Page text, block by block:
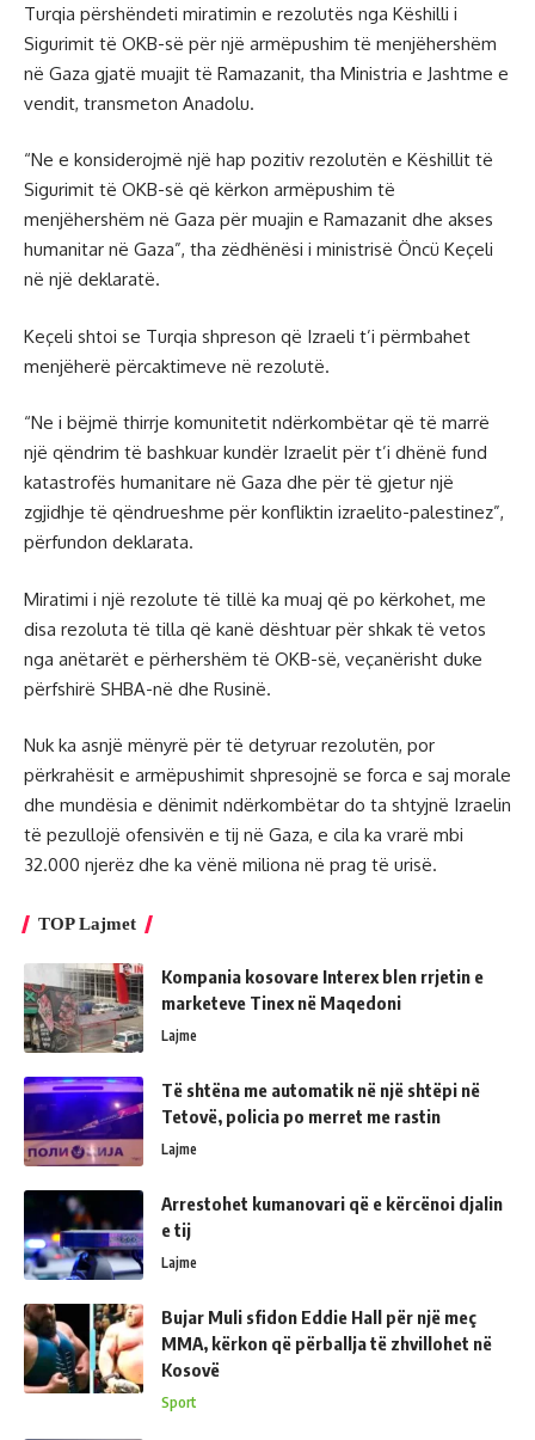
Turqia përshëndeti miratimin e rezolutës nga Këshilli i
Sigurimit të OKB-së për një armëpushim të menjëhershëm
në Gaza gjatë muajit të Ramazanit, tha Ministria e Jashtme e
vendit, transmeton Anadolu.
“Ne e konsiderojmë një hap pozitiv rezolutën e Këshillit të
Sigurimit të OKB-së që kërkon armëpushim të
menjëhershëm në Gaza për muajin e Ramazanit dhe akses
humanitar në Gaza”, tha zëdhënësi i ministrisë Öncü Keçeli
në një deklaratë.
Keçeli shtoi se Turqia shpreson që Izraeli t’i përmbahet
menjëherë përcaktimeve në rezolutë.
“Ne i bëjmë thirrje komunitetit ndërkombëtar që të marrë
një qëndrim të bashkuar kundër Izraelit për t’i dhënë fund
katastrofës humanitare në Gaza dhe për të gjetur një
zgjidhje të qëndrueshme për konfliktin izraelito-palestinez”,
përfundon deklarata.
Miratimi i një rezolute të tillë ka muaj që po kërkohet, me
disa rezoluta të tilla që kanë dështuar për shkak të vetos
nga anëtarët e përhershëm të OKB-së, veçanërisht duke
përfshirë SHBA-në dhe Rusinë.
Nuk ka asnjë mënyrë për të detyruar rezolutën, por
përkrahësit e armëpushimit shpresojnë se forca e saj morale
dhe mundësia e dënimit ndërkombëtar do ta shtyjnë Izraelin
të pezullojë ofensivën e tij në Gaza, e cila ka vrarë mbi
32.000 njerëz dhe ka vënë miliona në prag të urisë.
TOP Lajmet
Kompania kosovare Interex blen rrjetin e
marketeve Tinex në Maqedoni
Lajme
Të shtëna me automatik në një shtëpi në
Tetovë, policia po merret me rastin
Lajme
Arrestohet kumanovari që e kërcënoi djalin
e tij
Lajme
Bujar Muli sfidon Eddie Hall për një meç
MMA, kërkon që përballja të zhvillohet në
Kosovë
Sport